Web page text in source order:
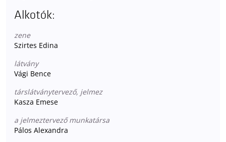
Alkotók:
zene
Szirtes Edina
látvány
Vági Bence
társlátványtervező, jelmez
Kasza Emese
a jelmeztervező munkatársa
Pálos Alexandra